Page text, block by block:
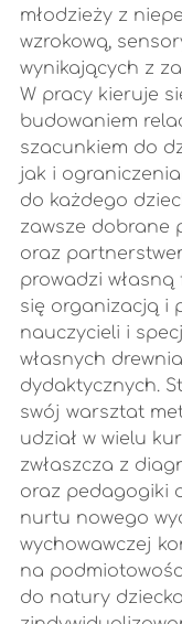
młodzieży z
wzrokową,
wynikających z
W pracy kieruje
budowaniem
szacunkiem do
jak i
do każdego
zawsze dobrane
oraz
prowadzi własną
się organizacją i
nauczycieli i
własnych
dydaktycznych.
swój warsztat
udział w wielu
zwłaszcza z
oraz pedagogiki
nurtu nowego
wychowawczej
na
do natury